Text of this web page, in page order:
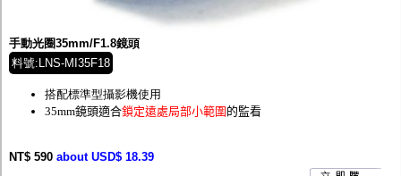
手動光圈35mm/F1.8鏡頭
料號:LNS-MI35F18
搭配標準型攝影機使用
35mm鏡頭適合鎖定遠處局部小範圍 的監看
NT$ 590 about USD$ 18.39